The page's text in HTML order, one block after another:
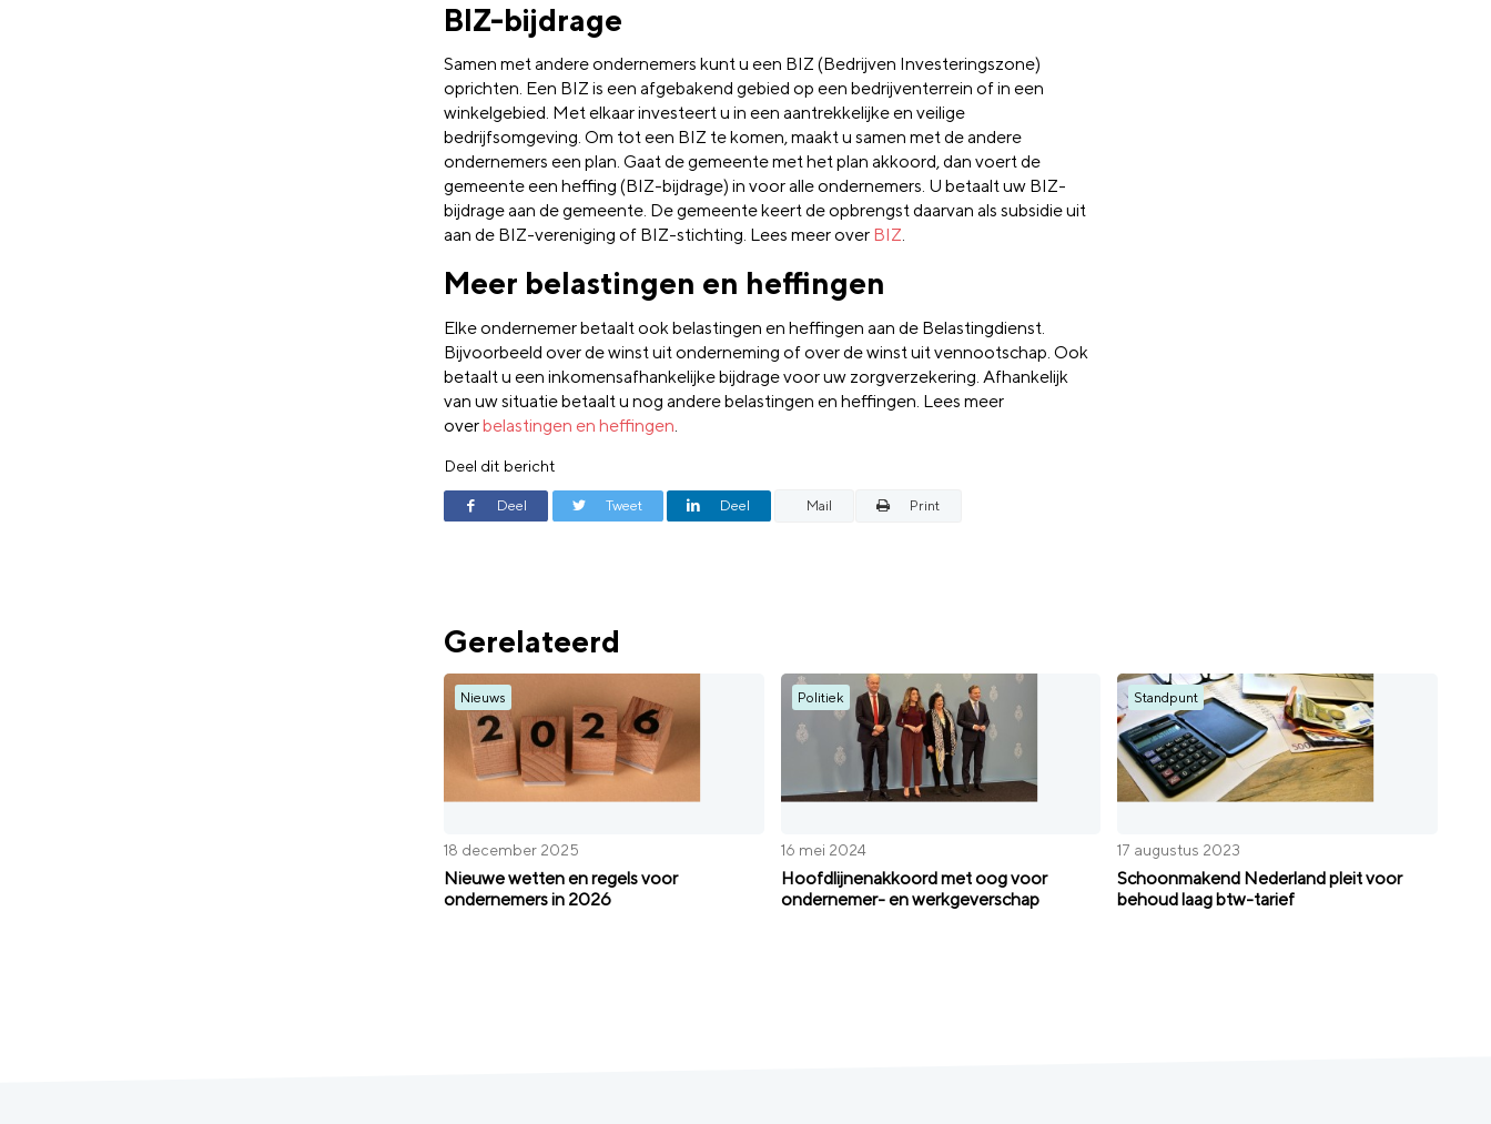
BIZ-bijdrage
Samen met andere ondernemers kunt u een BIZ (Bedrijven Investeringszone)
oprichten. Een BIZ is een afgebakend gebied op een bedrijventerrein of in een
winkelgebied. Met elkaar investeert u in een aantrekkelijke en veilige
bedrijfsomgeving. Om tot een BIZ te komen, maakt u samen met de andere
ondernemers een plan. Gaat de gemeente met het plan akkoord, dan voert de
gemeente een heffing (BIZ-bijdrage) in voor alle ondernemers. U betaalt uw BIZ-
bijdrage aan de gemeente. De gemeente keert de opbrengst daarvan als subsidie uit
aan de BIZ-vereniging of BIZ-stichting. Lees meer over BIZ.
Meer belastingen en heffingen
Elke ondernemer betaalt ook belastingen en heffingen aan de Belastingdienst.
Bijvoorbeeld over de winst uit onderneming of over de winst uit vennootschap. Ook
betaalt u een inkomensafhankelijke bijdrage voor uw zorgverzekering. Afhankelijk
van uw situatie betaalt u nog andere belastingen en heffingen. Lees meer
overbelastingen en heffingen.
Deel dit bericht
Deel Tweet Deel Mail Print
Gerelateerd
Nieuws
18 december 2025
Nieuwe wetten en regels voor
ondernemers in 2026
Politiek
16 mei 2024
Hoofdlijnenakkoord met oog voor
ondernemer- en werkgeverschap
Standpunt
17 augustus 2023
Schoonmakend Nederland pleit voor
behoud laag btw-tarief